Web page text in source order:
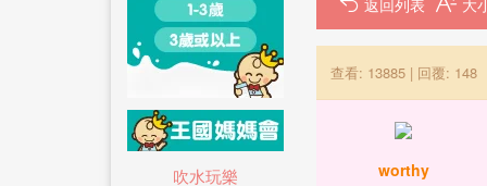
吹水玩樂
›
返回列表
查看: 13885| 回覆: 148
worthy